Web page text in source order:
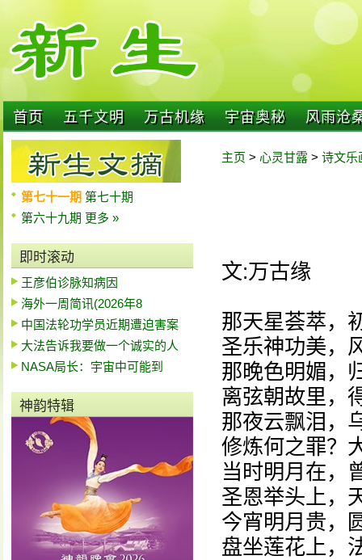
首页 五千文明 万古机缘 宇宙奥秘 风雨沧
第七十一期 第七十期
第六十九期 更多 »
即时滚动
王彦伯诊脉知病因
海外一周简讯(2026年8
中国法轮功学员近期遭迫害案
大法告诉我要做一个诚实的人
NASA局长：宇宙中可能到
神韵特辑
主页 > 心灵甘露 > 诗文乐
文:万古缘
那天星荟萃，
圣乐神功美，
那晚色明媚，
离弦朝故里，
那夜云飘泪，
修炼何之罪？
当时明月在，
圣恩举头上，
今宵明月贵，
盘坐莲花上，